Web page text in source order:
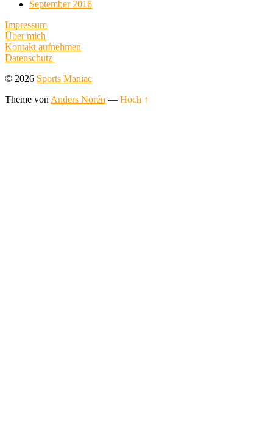
September 2016
Impressum
Über mich
Kontakt aufnehmen
Datenschutz
© 2026 Sports Maniac
Theme von Anders Norén — Hoch ↑